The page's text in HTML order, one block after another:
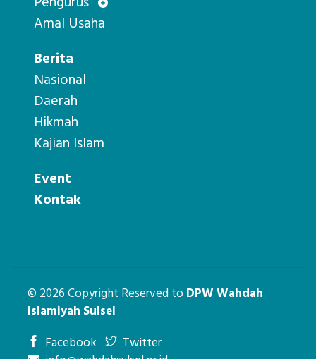
Amal Usaha
Berita
Nasional
Daerah
Hikmah
Kajian Islam
Event
Kontak
© 2026 Copyright Reserved to DPW Wahdah
Islamiyah Sulsel
Facebook
Twitter